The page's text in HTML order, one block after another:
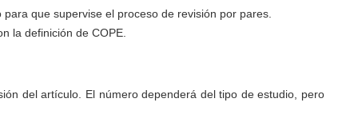
que supervise el proceso de revisión por pares.
la definición de COPE.
del artículo. El número dependerá del tipo de estudio, pero